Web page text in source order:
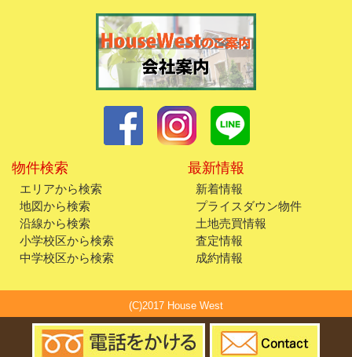
物件検索
エリアから検索
地図から検索
沿線から検索
小学校区から検索
中学校区から検索
最新情報
新着情報
プライスダウン物件
土地売買情報
査定情報
成約情報
(C)2017 House West